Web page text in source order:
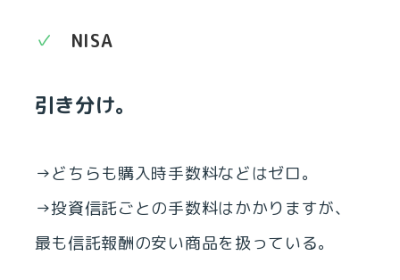
NISA
引き分け。
→どちらも購入時手数料などはゼロ。
→投資信託ごとの手数料はかかりますが、
最も信託報酬の安い商品を扱っている。